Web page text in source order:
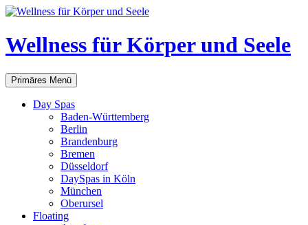
Zum
springen
Wellness für Körper und Seele
Suchen
Primäres Menü
Day Spas
Baden-Württemberg
Berlin
Brandenburg
Bremen
Düsseldorf
DaySpas in Köln
München
Oberursel
Floating